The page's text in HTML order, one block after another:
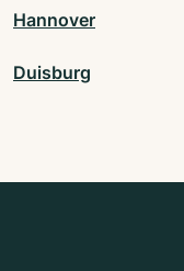
Hannover
Duisburg